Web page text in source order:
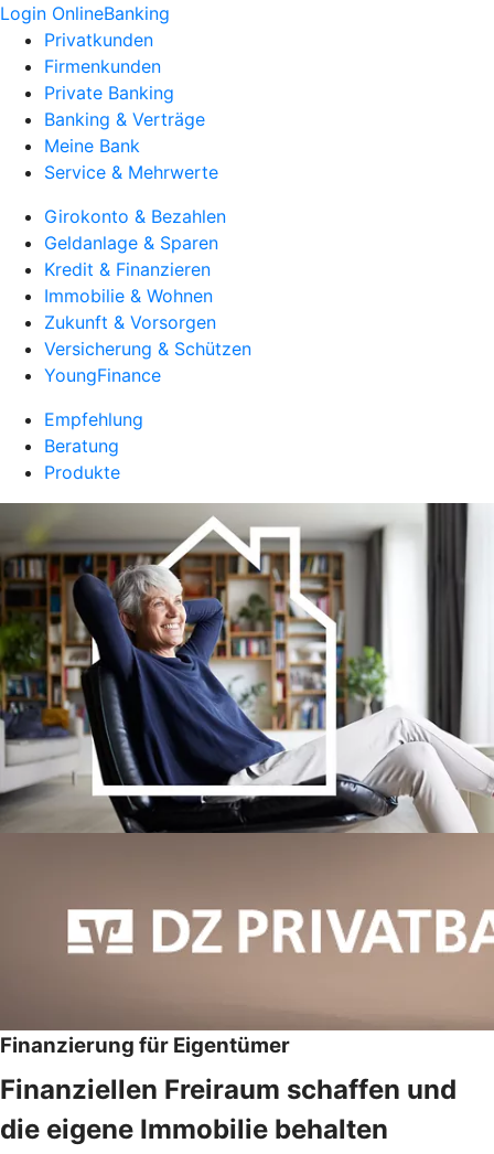
Login OnlineBanking
Privatkunden
Firmenkunden
Private Banking
Banking & Verträge
Meine Bank
Service & Mehrwerte
Girokonto & Bezahlen
Geldanlage & Sparen
Kredit & Finanzieren
Immobilie & Wohnen
Zukunft & Vorsorgen
Versicherung & Schützen
YoungFinance
Empfehlung
Beratung
Produkte
Finanzierung für Eigentümer
Finanziellen Freiraum schaffen und
die eigene Immobilie behalten